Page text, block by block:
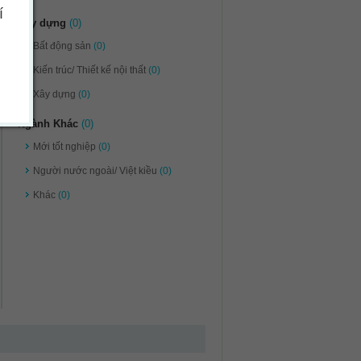
Xây dựng (0)
Bất động sản (0)
Kiến trúc/ Thiết kế nội thất (0)
Xây dựng (0)
Ngành Khác (0)
Mới tốt nghiệp (0)
Người nước ngoài/ Việt kiều (0)
Khác (0)